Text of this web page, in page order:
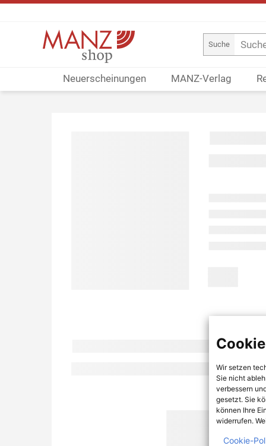
Suche
Neuerscheinungen MANZ-Verlag
Wir setzen
Sie nicht
verbessern
gesetzt. Sie
können Ihre
widerrufen.
Cookie-